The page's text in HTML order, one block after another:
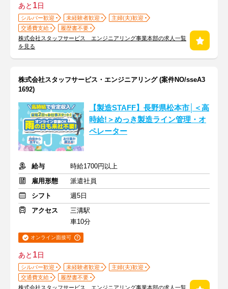
あと 1日
シルバー歓迎 未経験者歓迎
主婦(夫)歓迎
交通費支給
履歴書不要
株式会社スタッフサービス エンジニアリング事業本部の求人一覧
を見る
株式会社スタッフサービス・エンジニアリング (案件NO/sseA3
1692)
【製造STAFF】長野県松本市│＜高
時給!＞めっき製造ライン管理・オ
ペレーター
給与
時給1700円以上
雇用形態
派遣社員
シフト
週5日
アクセス
三溝駅
車10分
オンライン面接可
あと 1日
シルバー歓迎 未経験者歓迎
主婦(夫)歓迎
交通費支給
履歴書不要
株式会社スタッフサービス エンジニアリング事業本部の求人一覧